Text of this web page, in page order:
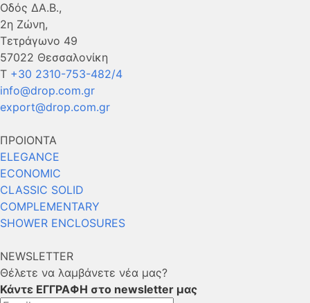
Οδός ΔΑ.Β.,
2η Ζώνη,
Τετράγωνο 49
57022 Θεσσαλονίκη
Τ +30 2310-753-482/4
info@drop.com.gr
export@drop.com.gr
ΠΡΟΙΟΝΤΑ
ELEGANCE
ECONOMIC
CLASSIC SOLID
COMPLEMENTARY
SHOWER ENCLOSURES
NEWSLETTER
Θέλετε να λαμβάνετε νέα μας?
Κάντε ΕΓΓΡΑΦΗ στο newsletter μας